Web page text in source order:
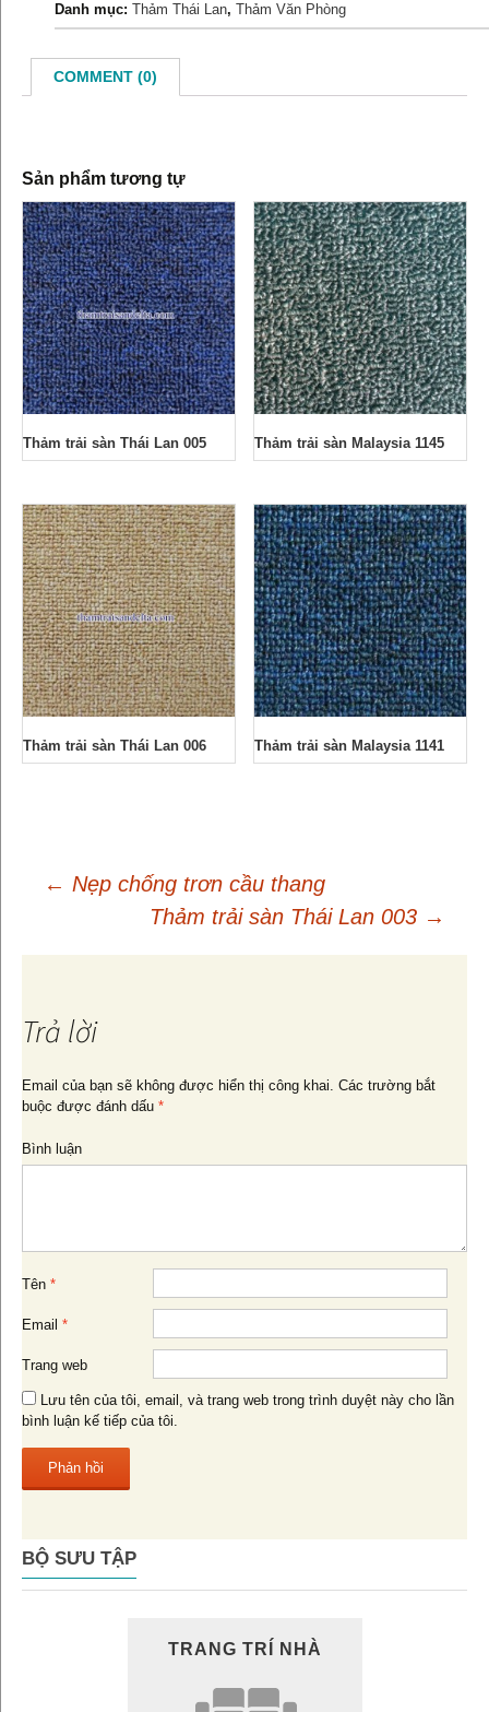
Danh mục: Thảm Thái Lan, Thảm Văn Phòng
COMMENT (0)
Sản phẩm tương tự
Thảm trải sàn Thái Lan 005 Thảm trải sàn Malaysia 1145
Thảm trải sàn Thái Lan 006 Thảm trải sàn Malaysia 1141
hướng
bài
viết
← Nẹp chống trơn cầu thang
Thảm trải sàn Thái Lan 003 →
Trả lời
Email của bạn sẽ không được hiển thị công khai. Các trường bắt
buộc được đánh dấu *
Bình luận
Tên *
Email *
Trang web
Lưu tên của tôi, email, và trang web trong trình duyệt này cho lần
bình luận kế tiếp của tôi.
BỘ SƯU TẬP
TRANG TRÍ NHÀ